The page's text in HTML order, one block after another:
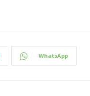
WhatsApp